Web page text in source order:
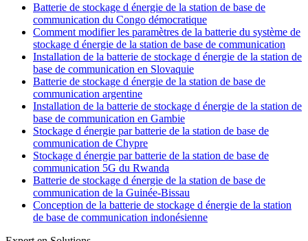
Batterie de stockage d énergie de la station de base de
communication du Congo démocratique
Comment modifier les paramètres de la batterie du système de
stockage d énergie de la station de base de communication
Installation de la batterie de stockage d énergie de la station de
base de communication en Slovaquie
Batterie de stockage d énergie de la station de base de
communication argentine
Installation de la batterie de stockage d énergie de la station de
base de communication en Gambie
Stockage d énergie par batterie de la station de base de
communication de Chypre
Stockage d énergie par batterie de la station de base de
communication 5G du Rwanda
Batterie de stockage d énergie de la station de base de
communication de la Guinée-Bissau
Conception de la batterie de stockage d énergie de la station
de base de communication indonésienne